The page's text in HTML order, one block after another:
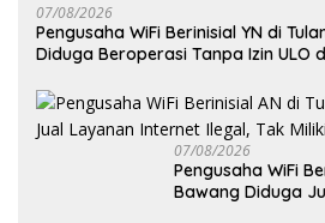
07/08/2026
Pengusaha WiFi Berinisial YN di
Diduga Beroperasi Tanpa Izin ULO
07/08/2026
Pengusaha WiFi
Bawang Diduga